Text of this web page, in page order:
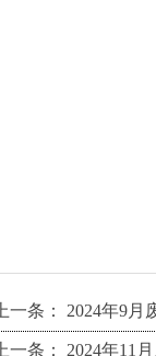
上一条： 2024年9月
上一条： 2024年11